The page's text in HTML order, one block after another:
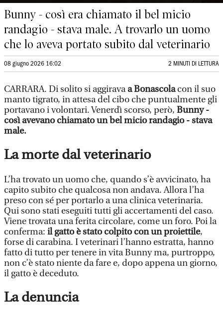
Bunny - così era chiamato il bel micio
randagio - stava male. A trovarlo un uomo
che lo aveva portato subito dal veterinario
08 giugno 2026 16:02 2 MINUTI DI LETTURA
CARRARA. Di solito si aggiravaa Bonascolacon il suo
manto tigrato, in attesa del cibo che puntualmente gli
portavano i volontari. Venerdì scorso, però, Bunny -
così avevano chiamato un bel micio randagio - stava
male.
La morte dal veterinario
L’ha trovato un uomo che, quando s’è avvicinato, ha
capito subito che qualcosa non andava. Allora l’ha
preso con sé per portarlo a una clinica veterinaria.
Qui sono stati eseguiti tutti gli accertamenti del caso.
Viene trovata una ferita circolare, come un foro. Poi la
conferma: il gatto è stato colpito con un proiettile,
forse di carabina. I veterinari l’hanno estratta, hanno
fatto di tutto per tenere in vita Bunny ma, purtroppo,
non c’è stato niente da fare e, dopo appena un giorno,
il gatto è deceduto.
La denuncia